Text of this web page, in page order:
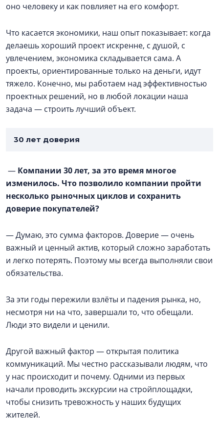
оно человеку и как повлияет на его комфорт.
Что касается экономики, наш опыт показывает: когда
делаешь хороший проект искренне, с душой, с
увлечением, экономика складывается сама. А
проекты, ориентированные только на деньги, идут
тяжело. Конечно, мы работаем над эффективностью
проектных решений, но в любой локации наша
задача — строить лучший объект.
30 лет доверия
— Компании 30 лет, за это время многое
изменилось. Что позволило компании пройти
несколько рыночных циклов и сохранить
доверие покупателей?
— Думаю, это сумма факторов. Доверие — очень
важный и ценный актив, который сложно заработать
и легко потерять. Поэтому мы всегда выполняли свои
обязательства.
За эти годы пережили взлёты и падения рынка, но,
несмотря ни на что, завершали то, что обещали.
Люди это видели и ценили.
Другой важный фактор — открытая политика
коммуникаций. Мы честно рассказывали людям, что
у нас происходит и почему. Одними из первых
начали проводить экскурсии на стройплощадки,
чтобы снизить тревожность у наших будущих
жителей.